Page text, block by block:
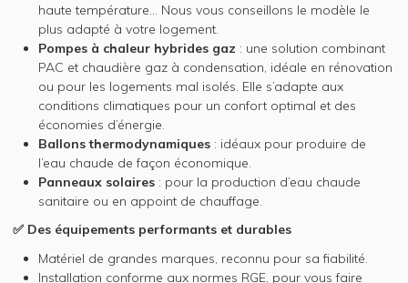
haute température… Nous vous conseillons le modèle le
plus adapté à votre logement.
Pompes à chaleur hybrides gaz : une solution combinant
PAC et chaudière gaz à condensation, idéale en rénovation
ou pour les logements mal isolés. Elle s’adapte aux
conditions climatiques pour un confort optimal et des
économies d’énergie.
Ballons thermodynamiques : idéaux pour produire de
l’eau chaude de façon économique.
Panneaux solaires : pour la production d’eau chaude
sanitaire ou en appoint de chauffage.
✅ Des équipements performants et durables
Matériel de grandes marques, reconnu pour sa fiabilité.
Installation conforme aux normes RGE, pour vous faire